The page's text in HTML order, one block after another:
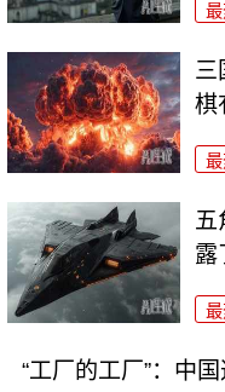
三
棋
五
露
“工厂的工厂”：中